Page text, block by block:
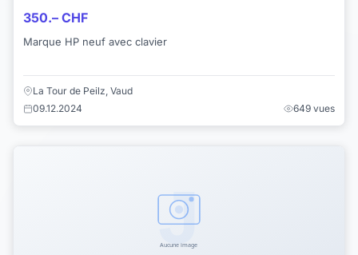
350.– CHF
Marque HP neuf avec clavier
La Tour de Peilz, Vaud
09.12.2024
649 vues